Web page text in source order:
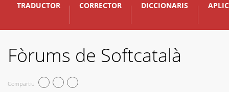
TRADUCTOR CORRECTOR DICCIONARIS
Fòrums de Softcatalà
Compartiu